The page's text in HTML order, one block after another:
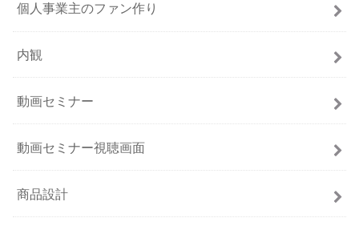
個人事業主のファン作り
内観
動画セミナー
動画セミナー視聴画面
商品設計